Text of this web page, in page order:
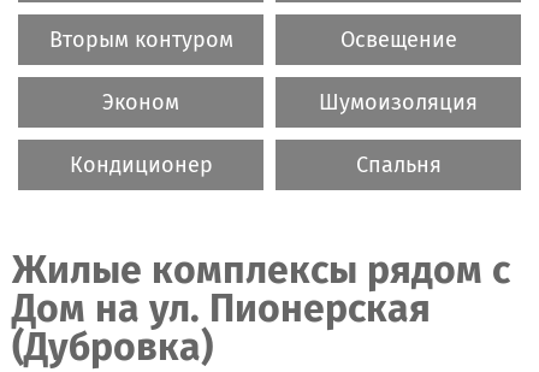
Вторым контуром Освещение
Эконом Шумоизоляция
Кондиционер Спальня
Жилые комплексы рядом c
Дом на ул. Пионерская
(Дубровка)